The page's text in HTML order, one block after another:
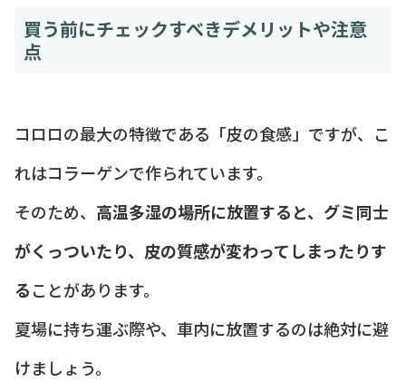
買う前にチェックすべきデメリットや注意
点
コロロの最大の特徴である「皮の食感」ですが、こ
れはコラーゲンで作られています。
そのため、 高温多湿の場所に放置すると、グミ同士
がくっついたり、皮の質感が変わってしまったりす
ることがあります。
夏場に持ち運ぶ際や、車内に放置するのは絶対に避
けましょう。